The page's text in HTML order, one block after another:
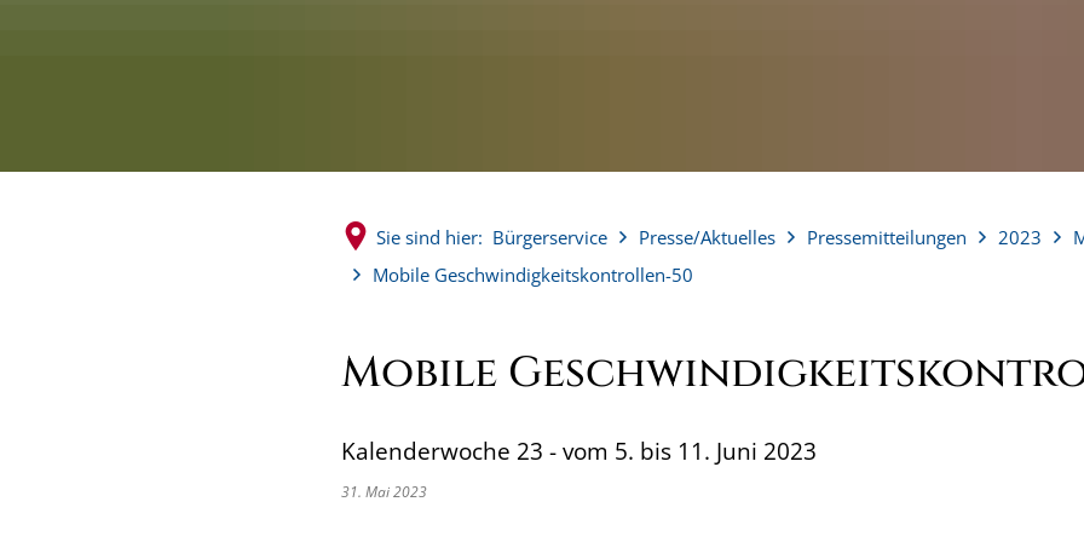
Sie sind hier: Bürgerservice Presse/Aktuelles Pressemitteilungen 2023
Mobile Geschwindigkeitskontrollen-50
Mobile
Kalenderwoche 23 - vom 5. bis 11. Juni 2023
31. Mai 2023